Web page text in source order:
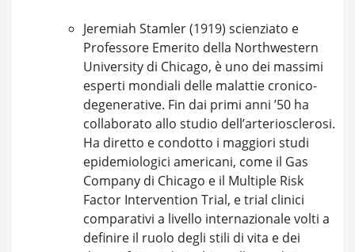
Jeremiah Stamler (1919) scienziato e
Professore Emerito della Northwestern
University di Chicago, è uno dei massimi
esperti mondiali delle malattie cronico-
degenerative. Fin dai primi anni ’50 ha
collaborato allo studio dell’arteriosclerosi.
Ha diretto e condotto i maggiori studi
epidemiologici americani, come il Gas
Company di Chicago e il Multiple Risk
Factor Intervention Trial, e trial clinici
comparativi a livello internazionale volti a
definire il ruolo degli stili di vita e dei